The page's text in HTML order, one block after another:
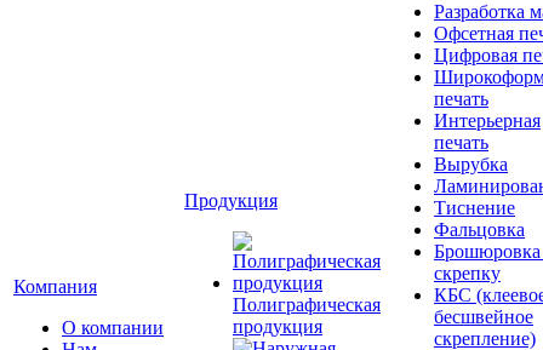
Компания
О компании
Продукция
Полиграфическая
продукция
Разработка
Офсетная
Цифровая
печать
Интерьерная
печать
Вырубка
Тиснение
Фальцовка
Брошюровка
скрепку
КБС
бесшвейное
скрепление)